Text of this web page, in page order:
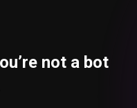
not a bot